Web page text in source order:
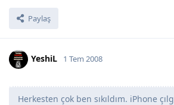
Paylaş
YeshiL 1 Tem 2008
Herkesten çok ben sıkıldım. iPhone